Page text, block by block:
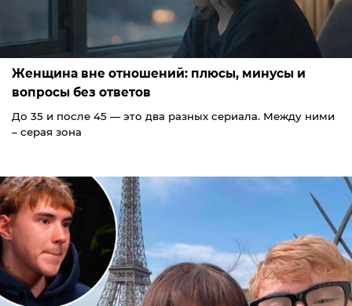
Женщина вне отношений: плюсы, минусы и
вопросы без ответов
До 35 и после 45 — это два разных сериала. Между ними
– серая зона